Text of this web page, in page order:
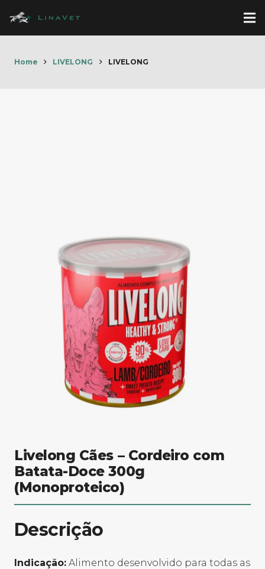
Home LIVELONG LIVELONG
Livelong Cães – Cordeiro com
Batata-Doce 300g
(Monoproteico)
Descrição
Indicação: Alimento desenvolvido para todas as